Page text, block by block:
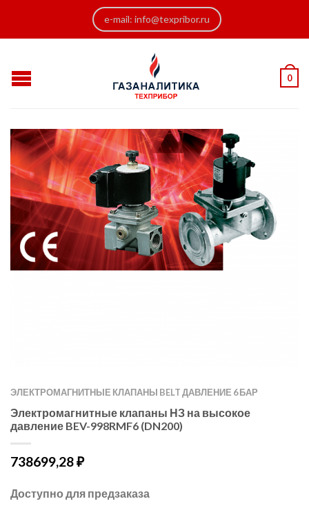
e-mail: info@texpribor.ru
0
ЭЛЕКТРОМАГНИТНЫЕ КЛАПАНЫ BELT ДАВЛЕНИЕ 6 БАР
Электромагнитные клапаны НЗ на высокое
давление BEV-998RMF6 (DN200)
738699,28₽
Доступно для предзаказа